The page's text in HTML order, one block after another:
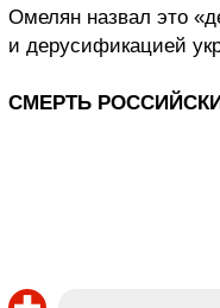
Омелян назвал это
и дерусификацией
СМЕРТЬ